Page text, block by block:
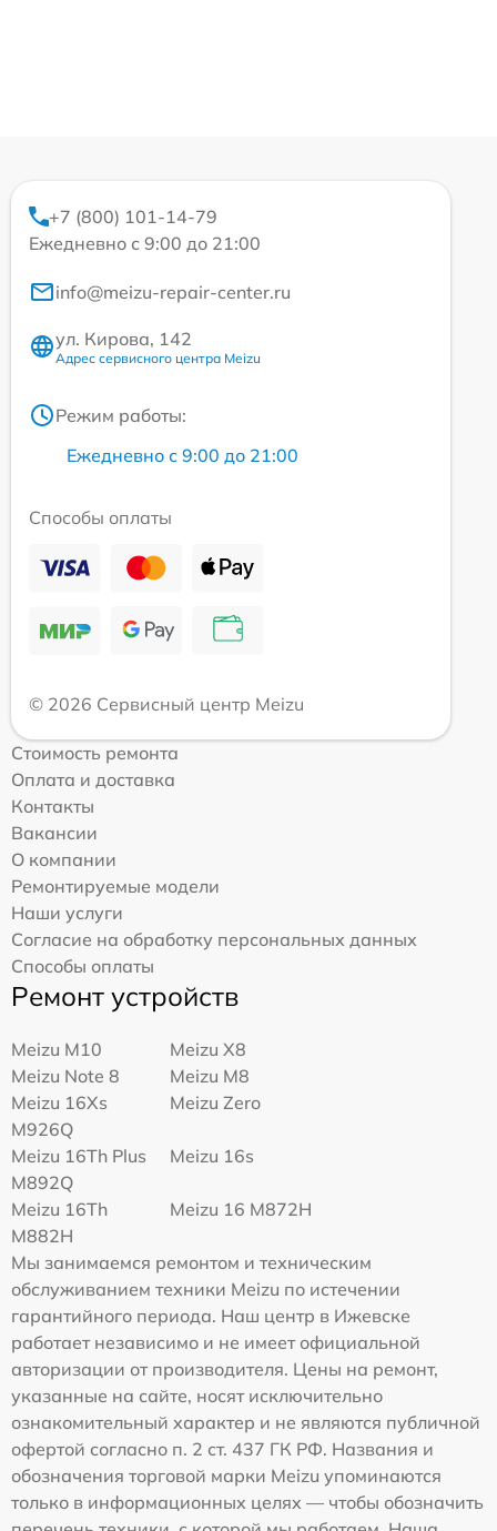
+7 (800) 101-14-79
Ежедневно с 9:00 до 21:00
info@meizu-repair-center.ru
ул. Кирова, 142
Адрес сервисного центра Meizu
Режим работы:
Ежедневно с 9:00 до 21:00
Способы оплаты
© 2026 Сервисный центр Meizu
Стоимость ремонта
Оплата и доставка
Контакты
Вакансии
О компании
Ремонтируемые модели
Наши услуги
Согласие на обработку персональных данных
Способы оплаты
Ремонт устройств
Meizu M10
Meizu X8
Meizu Note 8
Meizu M8
Meizu 16Xs
M926Q
Meizu Zero
Meizu 16Th Plus
M892Q
Meizu 16s
Meizu 16Th
M882H
Meizu 16 M872H
Мы занимаемся ремонтом и техническим
обслуживанием техники Meizu по истечении
гарантийного периода. Наш центр в Ижевске
работает независимо и не имеет официальной
авторизации от производителя. Цены на ремонт,
указанные на сайте, носят исключительно
ознакомительный характер и не являются публичной
офертой согласно п. 2 ст. 437 ГК РФ. Названия и
обозначения торговой марки Meizu упоминаются
только в информационных целях — чтобы обозначить